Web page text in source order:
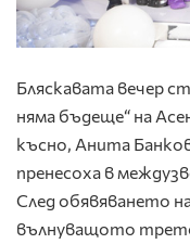
Бляскавата вечер
няма бъдеще“ на
късно, Анита
пренесоха в
След обявяването
вълнуващото